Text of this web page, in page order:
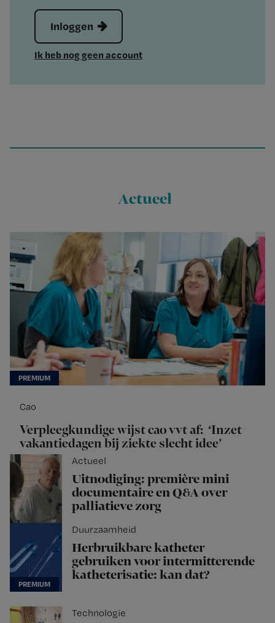
Inloggen
Ik heb nog geen account
Actueel
Cao
Verpleegkundige wijst cao vvt af: ‘Inzet
vakantiedagen bij ziekte slecht idee’
Actueel
Uitnodiging: première mini
documentaire en Q&A over
palliatieve zorg
Duurzaamheid
Herbruikbare katheter
gebruiken voor intermitterende
katheterisatie: kan dat?
Technologie